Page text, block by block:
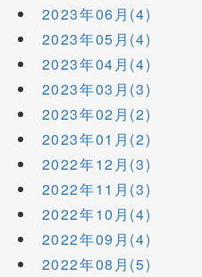
2023年06月(4)
2023年05月(4)
2023年04月(4)
2023年03月(3)
2023年02月(2)
2023年01月(2)
2022年12月(3)
2022年11月(3)
2022年10月(4)
2022年09月(4)
2022年08月(5)